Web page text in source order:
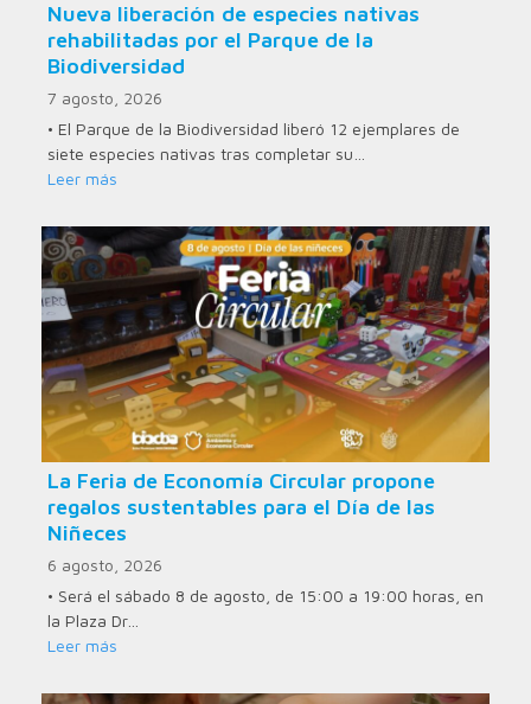
Nueva liberación de especies nativas
rehabilitadas por el Parque de la
Biodiversidad
7 agosto, 2026
• El Parque de la Biodiversidad liberó 12 ejemplares de
siete especies nativas tras completar su…
Leer más
La Feria de Economía Circular propone
regalos sustentables para el Día de las
Niñeces
6 agosto, 2026
• Será el sábado 8 de agosto, de 15:00 a 19:00 horas, en
la Plaza Dr…
Leer más